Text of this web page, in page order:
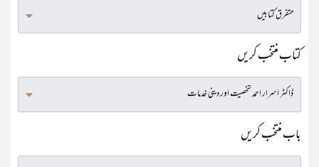
کتاب منتخب کریں
باب منتخب کریں